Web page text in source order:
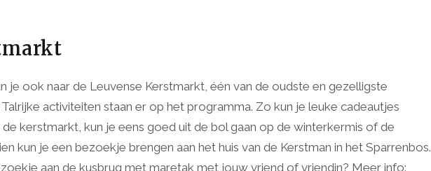
je ook naar de Leuvense Kerstmarkt, één van de oudste en gezelligste
activiteiten staan er op het programma. Zo kun je leuke cadeautjes
kerstmarkt, kun je eens goed uit de bol gaan op de winterkermis of de
kun je een bezoekje brengen aan het huis van de Kerstman in het Sparrenbos.
aan de kusbrug met maretak met jouw vriend of vriendin? Meer info: